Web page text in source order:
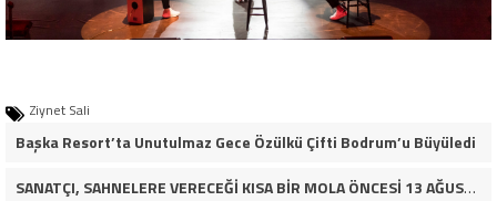
Ziynet Sali
Başka Resort’ta Unutulmaz Gece Özülkü Çifti Bodrum’u Büyüledi
SANATÇI, SAHNELERE VERECEĞİ KISA BİR MOLA ÖNCESİ 13 AĞUSTOS’TA SON KEZ HARBİYE’DE OLACAK!